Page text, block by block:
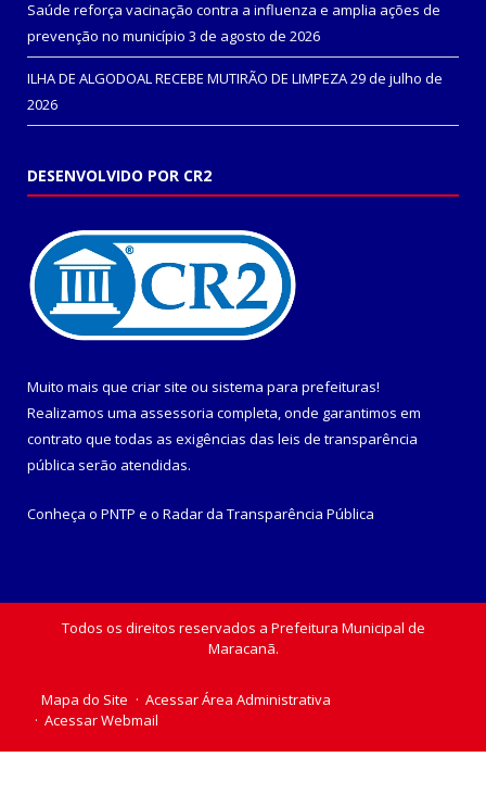
Saúde reforça vacinação contra a influenza e amplia ações de
prevenção no município 3 de agosto de 2026
ILHA DE ALGODOAL RECEBE MUTIRÃO DE LIMPEZA29 de julho de
2026
DESENVOLVIDO POR CR2
Muito mais que criar site ou sistema para prefeituras!
Realizamos uma assessoria completa, onde garantimos em
contrato que todas as exigências das leis de transparência
pública serão atendidas.
Conheça o PNTP e o Radar da Transparência Pública
Todos os direitos reservados a Prefeitura Municipal de
Maracanã.
Mapa do Site
Acessar Área Administrativa
Acessar Webmail